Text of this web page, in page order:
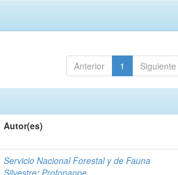
Anterior 1 Siguiente
Autor(es)
Servicio Nacional Forestal y de Fauna
Silvestre; Profonanpe